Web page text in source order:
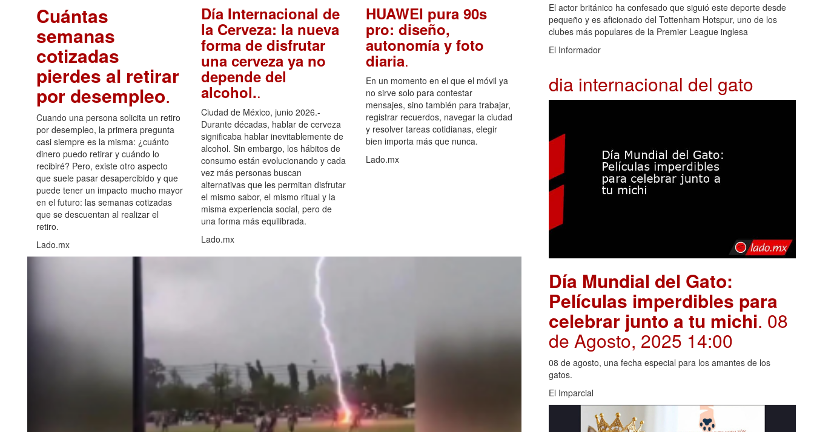
Cuántas
semanas
cotizadas
pierdes al retirar
por desempleo.
Cuando una persona solicita un retiro
por desempleo, la primera pregunta
casi siempre es la misma: ¿cuánto
dinero puedo retirar y cuándo lo
recibiré? Pero, existe otro aspecto
que suele pasar desapercibido y que
puede tener un impacto mucho mayor
en el futuro: las semanas cotizadas
que se descuentan al realizar el
retiro.
Lado.mx
Día Internacional de
la Cerveza: la nueva
forma de disfrutar
una cerveza ya no
depende del
alcohol..
Ciudad de México, junio 2026.-
Durante décadas, hablar de cerveza
significaba hablar inevitablemente de
alcohol. Sin embargo, los hábitos de
consumo están evolucionando y cada
vez más personas buscan
alternativas que les permitan disfrutar
el mismo sabor, el mismo ritual y la
misma experiencia social, pero de
una forma más equilibrada.
Lado.mx
HUAWEI pura 90s
pro: diseño,
autonomía y foto
diaria.
En un momento en el que el móvil ya
no sirve solo para contestar
mensajes, sino también para trabajar,
registrar recuerdos, navegar la ciudad
y resolver tareas cotidianas, elegir
bien importa más que nunca.
Lado.mx
El actor británico ha confesado que siguió este deporte desde
pequeño y es aficionado del Tottenham Hotspur, uno de los
clubes más populares de la Premier League inglesa
El Informador
dia internacional del gato
Día Mundial del Gato:
Películas imperdibles para
celebrar junto a tu michi. 08
de Agosto, 2025 14:00
08 de agosto, una fecha especial para los amantes de los
gatos.
El Imparcial